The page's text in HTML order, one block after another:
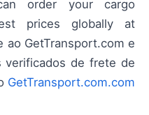
order your cargo
prices globally at
ao GetTransport.com e
verificados de frete de
GetTransport.com.com